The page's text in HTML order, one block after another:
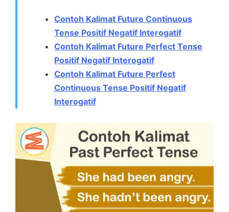
Contoh Kalimat Future Continuous
Tense Positif Negatif Interogatif
Contoh Kalimat Future Perfect Tense
Positif Negatif Interogatif
Contoh Kalimat Future Perfect
Continuous Tense Positif Negatif
Interogatif